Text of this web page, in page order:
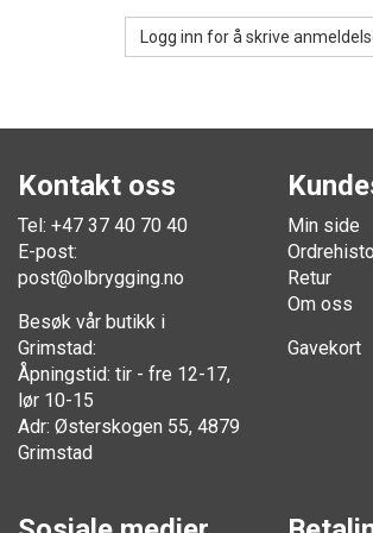
Logg inn for å skrive
Kontakt oss
Tel: +47 37 40 70 40
E-post:
post@olbrygging.no
Besøk vår butikk i
Grimstad:
Åpningstid: tir - fre 12-17,
lør 10-15
Adr: Østerskogen 55, 4879
Grimstad
Min side
Retur
Om oss
Gavekort